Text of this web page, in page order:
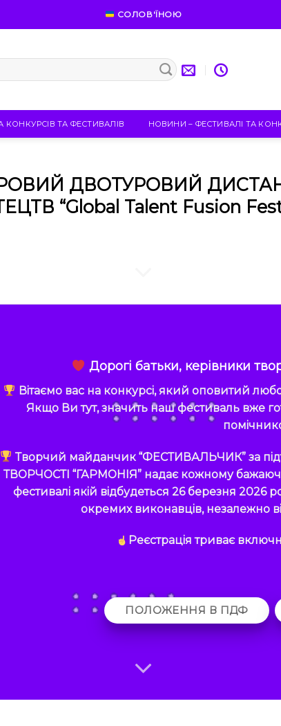
СОЛОВ'ЇНОЮ
КОНКУРСІВ ТА ФЕСТИВАЛІВ НОВИНИ – ФЕСТИВАЛІ ТА
ДВОТУРОВИЙ
“Global Talent Fusion
Дорогі батьки, керівники
Вітаємо вас на конкурсі, який оповитий
Якщо Ви тут, значить наш фестиваль вже
Творчий майданчик “ФЕСТИВАЛЬЧИК”за
ТВОРЧОСТІ “ГАРМОНІЯ” надає кожному
фестивалі якій відбудеться 26 березня 2026
окремих виконавців, незалежно
Реєстрація триває
ПОЛОЖЕННЯ В ПДФ